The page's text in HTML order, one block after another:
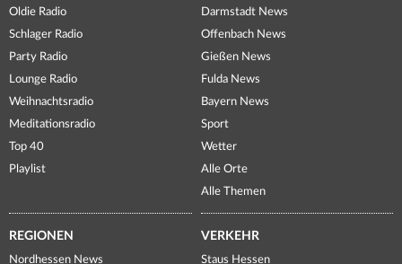
Oldie Radio
Schlager Radio
Party Radio
Lounge Radio
Weihnachtsradio
Meditationsradio
Top 40
Playlist
Darmstadt News
Offenbach News
Gießen News
Fulda News
Bayern News
Sport
Wetter
Alle Orte
Alle Themen
REGIONEN
Nordhessen News
VERKEHR
Staus Hessen